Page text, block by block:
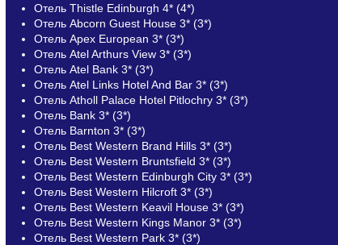
Отель Thistle Edinburgh 4* (4*)
Отель Abcorn Guest House 3* (3*)
Отель Apex European 3* (3*)
Отель Atel Arthurs View 3* (3*)
Отель Atel Bank 3* (3*)
Отель Atel Links Hotel And Bar 3* (3*)
Отель Atholl Palace Hotel Pitlochry 3* (3*)
Отель Bank 3* (3*)
Отель Barnton 3* (3*)
Отель Best Western Brand Hills 3* (3*)
Отель Best Western Bruntsfield 3* (3*)
Отель Best Western Edinburgh City 3* (3*)
Отель Best Western Hilcroft 3* (3*)
Отель Best Western Keavil House 3* (3*)
Отель Best Western Kings Manor 3* (3*)
Отель Best Western Park 3* (3*)